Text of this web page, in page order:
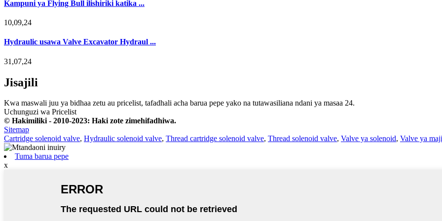
Kampuni ya Flying Bull ilishiriki katika ...
10,09,24
Hydraulic usawa Valve Excavator Hydraul ...
31,07,24
Jisajili
Kwa maswali juu ya bidhaa zetu au pricelist, tafadhali acha barua pepe yako na tutawasiliana ndani ya masaa 24.
Uchunguzi wa Pricelist
© Hakimiliki - 2010-2023: Haki zote zimehifadhiwa.
Sitemap
Cartridge solenoid valve, Hydraulic solenoid valve, Thread cartridge solenoid valve, Thread solenoid valve, Valve ya solenoid, Valve ya
Tuma barua pepe
x